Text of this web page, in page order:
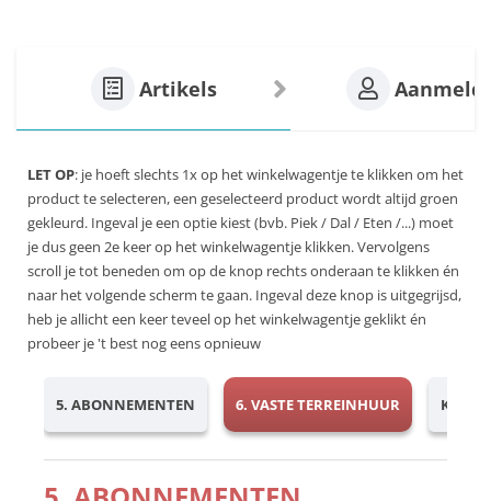
Artikels
LET OP: je hoeft slechts 1x op het winkelwagentje te klikken om het
product te selecteren, een geselecteerd product wordt altijd groen
gekleurd. Ingeval je een optie kiest (bvb. Piek / Dal / Eten /...) moet
je dus geen 2e keer op het winkelwagentje klikken. Vervolgens
scroll je tot beneden om op de knop rechts onderaan te klikken én
naar het volgende scherm te gaan. Ingeval deze knop is uitgegrijsd,
heb je allicht een keer teveel op het winkelwagentje geklikt én
probeer je 't best nog eens opnieuw
5. ABONNEMENTEN 6. VASTE TERREINHUUR